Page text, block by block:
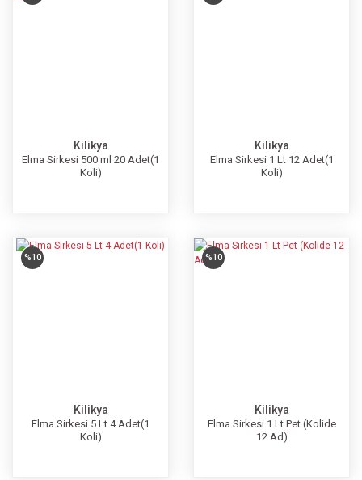
Kilikya
Elma Sirkesi 500 ml 20 Adet(1
Koli)
Kilikya
Elma Sirkesi 1 Lt 12 Adet(1
Koli)
%10
Kilikya
Elma Sirkesi 5 Lt 4 Adet(1
Koli)
%10
Kilikya
Elma Sirkesi 1 Lt Pet (Kolide
12 Ad)